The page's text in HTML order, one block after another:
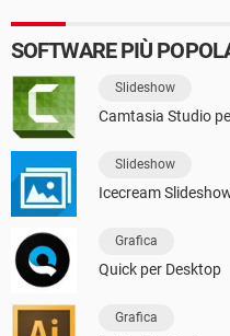
SOFTWARE PIÙ
Slideshow
Camtasia Studio
Slideshow
Icecream
Grafica
Quick per Desktop
Grafica